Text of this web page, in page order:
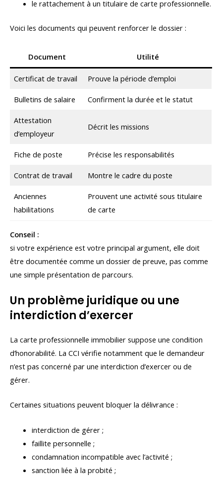
le rattachement à un titulaire de carte professionnelle.
Voici les documents qui peuvent renforcer le dossier :
Document Utilité
Certificat de travail Prouve la période d’emploi
Bulletins de salaire Confirment la durée et le statut
Attestation
d’employeur
Décrit les missions
Fiche de poste Précise les responsabilités
Contrat de travail Montre le cadre du poste
Anciennes
habilitations
Prouvent une activité sous titulaire
de carte
Conseil :
si votre expérience est votre principal argument, elle doit
être documentée comme un dossier de preuve, pas comme
une simple présentation de parcours.
Un problème juridique ou une
interdiction d’exercer
La carte professionnelle immobilier suppose une condition
d’honorabilité. La CCI vérifie notamment que le demandeur
n’est pas concerné par une interdiction d’exercer ou de
gérer.
Certaines situations peuvent bloquer la délivrance :
interdiction de gérer ;
faillite personnelle ;
condamnation incompatible avec l’activité ;
sanction liée à la probité ;